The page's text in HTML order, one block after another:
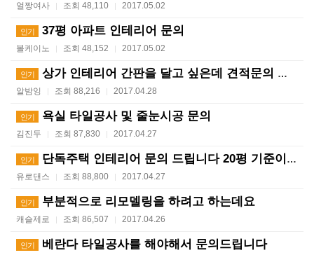
얼짱여사 | 조회 48,110 | 2017.05.02
인기 37평 아파트 인테리어 문의
볼케이노 | 조회 48,152 | 2017.05.02
인기 상가 인테리어 간판을 달고 싶은데 견적문의 드립니다
알밤잉 | 조회 88,216 | 2017.04.28
인기 욕실 타일공사 및 줄눈시공 문의
김진두 | 조회 87,830 | 2017.04.27
인기 단독주택 인테리어 문의 드립니다 20평 기준이요
유로댄스 | 조회 88,800 | 2017.04.27
인기 부분적으로 리모델링을 하려고 하는데요
캐슬제로 | 조회 86,507 | 2017.04.26
인기 베란다 타일공사를 해야해서 문의드립니다